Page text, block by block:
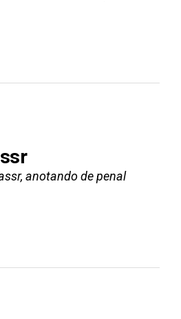
anotando de penal